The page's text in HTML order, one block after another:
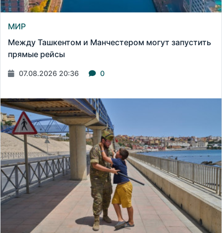
МИР
Между Ташкентом и Манчестером могут запустить
прямые рейсы
07.08.2026 20:36 0